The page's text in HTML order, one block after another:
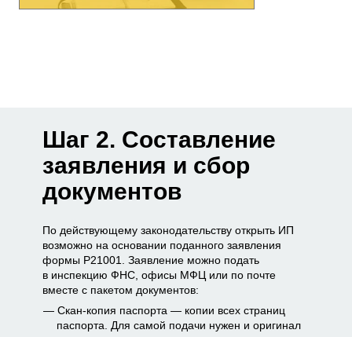
Шаг 2. Составление
заявления и сбор
документов
По действующему законодательству открыть ИП
возможно на основании поданного заявления
формы Р21001. Заявление можно подать
в инспекцию ФНС, офисы МФЦ или по почте
вместе с пакетом документов:
Скан-копия паспорта — копии всех страниц
паспорта. Для самой подачи нужен и оригинал